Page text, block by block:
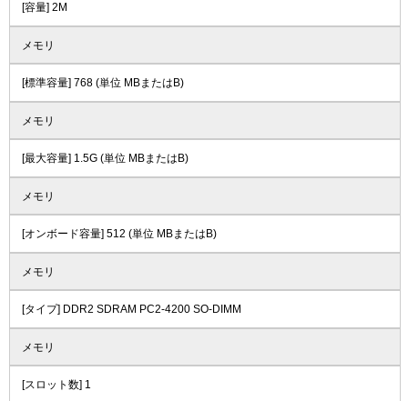
[容量] 2M
メモリ
[標準容量] 768 (単位 MBまたはB)
メモリ
[最大容量] 1.5G (単位 MBまたはB)
メモリ
[オンボード容量] 512 (単位 MBまたはB)
メモリ
[タイプ] DDR2 SDRAM PC2-4200 SO-DIMM
メモリ
[スロット数] 1